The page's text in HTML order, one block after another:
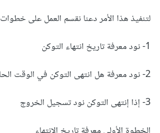
لتنفيذ هذا الأمر دعنا نقسم العمل على خطوات
1- نود معرفة تاريخ انتهاء التوكن
2- نود معرفة هل انتهى التوكن في الوقت الحالي أم لا
3- إذا إنتهى التوكن نود تسجيل الخروج